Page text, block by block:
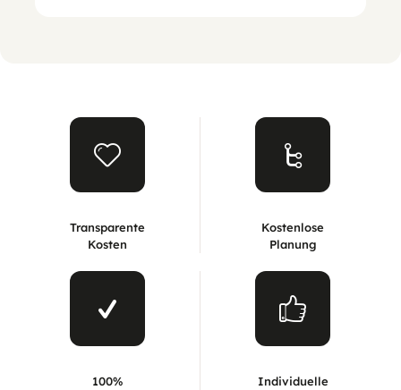
Transparente
Kosten
Kostenlose
Planung
100%
Individuelle